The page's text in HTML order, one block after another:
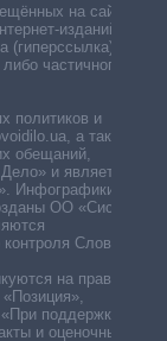
на сайте,
изданий —
(гиперссылка)
частичного
политиков и
а также
обещаний,
и является
Инфографики,
ОО «Система
Слово и
на правах
поддержке».
и оценочные